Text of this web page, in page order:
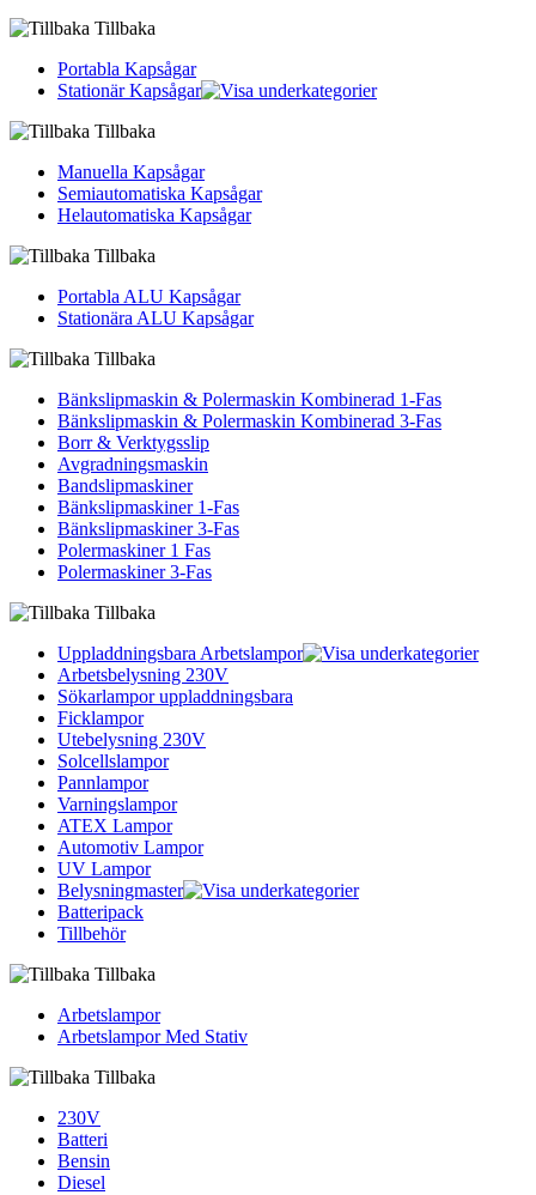
Tillbaka
Portabla Kapsågar
Stationär Kapsågar
Tillbaka
Manuella Kapsågar
Semiautomatiska Kapsågar
Helautomatiska Kapsågar
Tillbaka
Portabla ALU Kapsågar
Stationära ALU Kapsågar
Tillbaka
Bänkslipmaskin & Polermaskin Kombinerad 1-Fas
Bänkslipmaskin & Polermaskin Kombinerad 3-Fas
Borr & Verktygsslip
Avgradningsmaskin
Bandslipmaskiner
Bänkslipmaskiner 1-Fas
Bänkslipmaskiner 3-Fas
Polermaskiner 1 Fas
Polermaskiner 3-Fas
Tillbaka
Uppladdningsbara Arbetslampor
Arbetsbelysning 230V
Sökarlampor uppladdningsbara
Ficklampor
Utebelysning 230V
Solcellslampor
Pannlampor
Varningslampor
ATEX Lampor
Automotiv Lampor
UV Lampor
Belysningmaster
Batteripack
Tillbehör
Tillbaka
Arbetslampor
Arbetslampor Med Stativ
Tillbaka
230V
Batteri
Bensin
Diesel